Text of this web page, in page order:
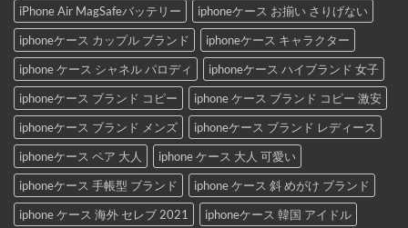
iPhone Air MagSafeバッテリー
iphoneケース お揃い さりげない
iphoneケース カップル ブランド
iphoneケース キャラクター
iphone ケース シャネル パロディ
iphoneケース ハイブランド 女子
iphoneケース ブランド コピー
iphone ケース ブランド コピー 激安
iphoneケース ブランド メンズ
iphoneケース ブランド レディース
iphoneケース ペア 大人
iphone ケース 大人 可愛い
iphoneケース 手帳型 ブランド
iphone ケース 斜 めがけ ブランド
iphone ケース 海外 セレブ 2021
iphoneケース 韓国 アイドル